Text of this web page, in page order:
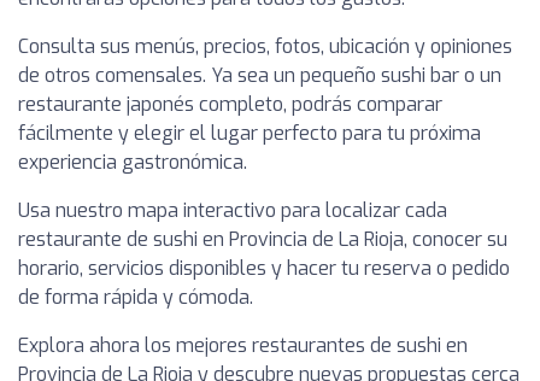
Consulta sus menús, precios, fotos, ubicación y opiniones
de otros comensales. Ya sea un pequeño sushi bar o un
restaurante japonés completo, podrás comparar
fácilmente y elegir el lugar perfecto para tu próxima
experiencia gastronómica.
Usa nuestro mapa interactivo para localizar cada
restaurante de sushi en Provincia de La Rioja, conocer su
horario, servicios disponibles y hacer tu reserva o pedido
de forma rápida y cómoda.
Explora ahora los mejores restaurantes de sushi en
Provincia de La Rioja y descubre nuevas propuestas cerca